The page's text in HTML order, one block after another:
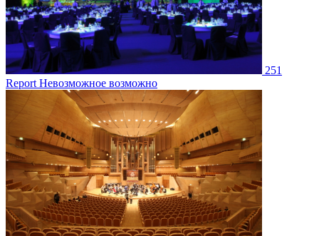
251
Report Невозможное возможно